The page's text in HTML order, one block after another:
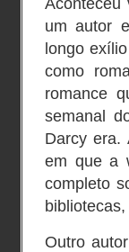
Aconteceu
um autor
longo
como
romance
semanal
Darcy era.
em que a
completo
Outro